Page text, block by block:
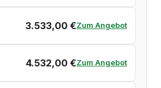
3.533,00 €Zum Angebot
4.532,00 €Zum Angebot